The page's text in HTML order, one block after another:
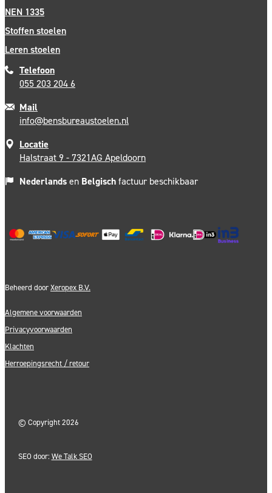
NEN 1335
Stoffen stoelen
Leren stoelen
Telefoon
055 203 204 6
Mail
info@bensbureaustoelen.nl
Locatie
Halstraat 9 - 7321AG Apeldoorn
Nederlandsen Belgischfactuur beschikbaar
Beheerd doorXeropex B.V.
Algemene voorwaarden
Privacyvoorwaarden
Klachten
Herroepingsrecht / retour
© Copyright 2026
SEO door: We Talk SEO